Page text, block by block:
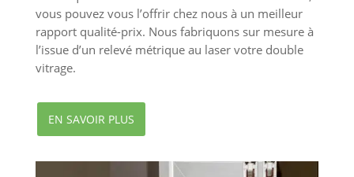
vous pouvez vous l’offrir chez nous à un meilleur
rapport qualité-prix. Nous fabriquons sur mesure à
l’issue d’un relevé métrique au laser votre double
vitrage.
EN SAVOIR PLUS